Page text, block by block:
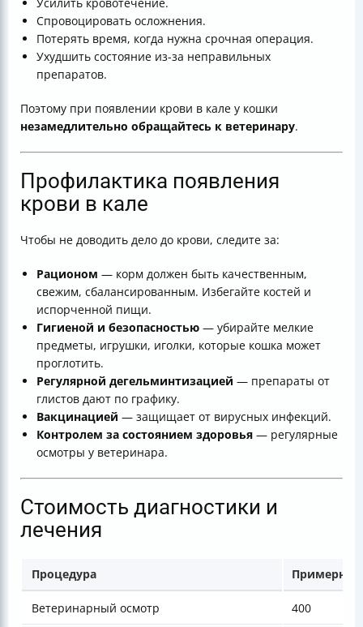
Спровоцировать осложнения.
Потерять время, когда нужна срочная операция.
Ухудшить состояние из-за неправильных
препаратов.
Поэтому при появлении крови в кале у кошки
незамедлительно обращайтесь к ветеринару.
Профилактика появления
крови в кале
Чтобы не доводить дело до крови, следите за:
Рационом — корм должен быть качественным,
свежим, сбалансированным. Избегайте костей и
испорченной пищи.
Гигиеной и безопасностью — убирайте мелкие
предметы, игрушки, иголки, которые кошка может
проглотить.
Регулярной дегельминтизацией — препараты от
глистов дают по графику.
Вакцинацией — защищает от вирусных инфекций.
Контролем за состоянием здоровья — регулярные
осмотры у ветеринара.
Стоимость диагностики и
лечения
Процедура Примерная
Ветеринарный осмотр 400